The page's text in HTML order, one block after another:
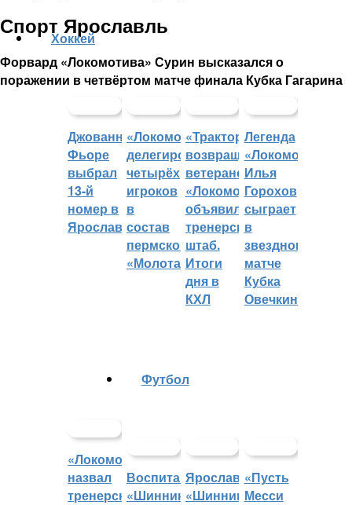
Спорт Ярославль
Форвард «Локомотива» Сурин высказался о
поражении в четвёртом матче финала Кубка Гагарина
Хоккей
Джованни
Фьоре
выбрал
13-й
номер в
Ярославле
«Локомотив»
делегировал
четырёх
игроков
в
состав
пермского
«Молота»
«Трактор»
возвращает
ветеранов,
«Локомотив»
объявил
тренерский
штаб.
Итоги
дня в
КХЛ
Легенда
«Локомотива»
Илья
Горохов
сыграет
в
звездном
матче
Кубка
Овечкина
«Локомотив»
назвал
тренерский
Футбол
Воспитанники
«Шинника»
Ярославский
«Шинник»
«Пусть
Месси